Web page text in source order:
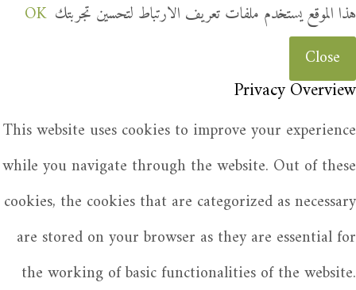
هذا الموقع يستخدم ملفات تعريف الارتباط لتحسين تجربتك OK
Close
Privacy Overview
This website uses cookies to improve your experience
while you navigate through the website. Out of these
cookies, the cookies that are categorized as necessary
are stored on your browser as they are essential for
the working of basic functionalities of the website.